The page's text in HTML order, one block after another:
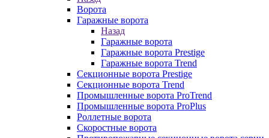
Ворота
Гаражные ворота
Назад
Гаражные ворота
Гаражные ворота Prestige
Гаражные ворота Trend
Секционные ворота Prestige
Секционные ворота Trend
Промышленные ворота ProTrend
Промышленные ворота ProPlus
Роллетные ворота
Скоростные ворота